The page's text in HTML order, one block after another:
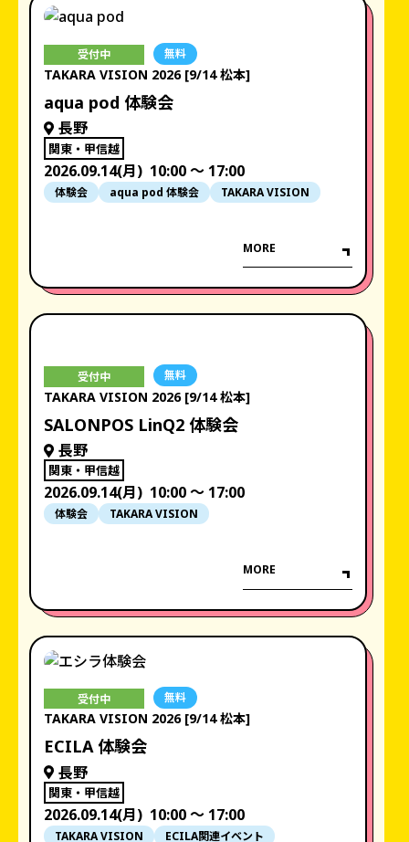
受付中 無料
TAKARA VISION 2026 [9/14 松本]
aqua pod 体験会
長野
関東・甲信越
2026.09.14(月) 10:00 〜 17:00
体験会 aqua pod 体験会 TAKARA VISION
MORE
受付中 無料
TAKARA VISION 2026 [9/14 松本]
SALONPOS LinQ2 体験会
長野
関東・甲信越
2026.09.14(月) 10:00 〜 17:00
体験会 TAKARA VISION
MORE
受付中 無料
TAKARA VISION 2026 [9/14 松本]
ECILA 体験会
長野
関東・甲信越
2026.09.14(月) 10:00 〜 17:00
TAKARA VISION ECILA関連イベント